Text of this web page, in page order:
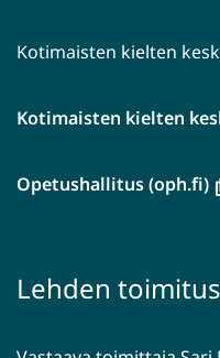
Kotimaisten kielten
Kotimaisten kielten
Opetushallitus (oph.fi)
Lehden toimitus